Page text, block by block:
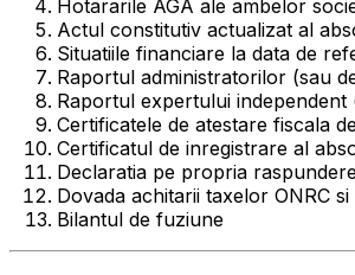
Hotararile AGA ale ambelor
Actul constitutiv actualizat al
Situatiile financiare la data de
Raportul administratorilor (sau
Raportul expertului
Certificatele de atestare fiscala
Certificatul de inregistrare al
Declaratia pe propria
Dovada achitarii taxelor ONRC
Bilantul de fuziune